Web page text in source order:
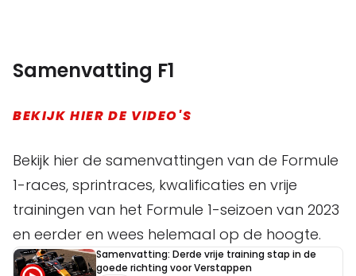
Samenvatting F1
BEKIJK HIER DE VIDEO'S
Bekijk hier de samenvattingen van de Formule
1-races, sprintraces, kwalificaties en vrije
trainingen van het Formule 1-seizoen van 2023
en eerder en wees helemaal op de hoogte.
Samenvatting: Derde vrije training stap in de
goede richting voor Verstappen